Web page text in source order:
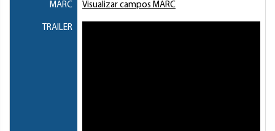
MARC Visualizar campos MARC
TRAILER